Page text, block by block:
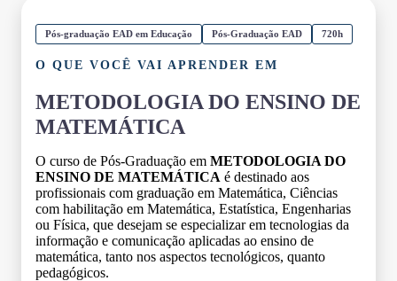
Pós-graduação EAD em Educação Pós-Graduação EAD 720h
O QUE VOCÊ VAI APRENDER EM
METODOLOGIA DO ENSINO DE
MATEMÁTICA
O curso de Pós-Graduação em METODOLOGIA DO
ENSINO DE MATEMÁTICA é destinado aos
profissionais com graduação em Matemática, Ciências
com habilitação em Matemática, Estatística, Engenharias
ou Física, que desejam se especializar em tecnologias da
informação e comunicação aplicadas ao ensino de
matemática, tanto nos aspectos tecnológicos, quanto
pedagógicos.